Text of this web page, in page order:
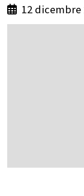
12 dicembre